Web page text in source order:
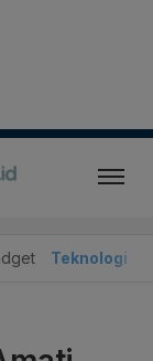
Teknologi